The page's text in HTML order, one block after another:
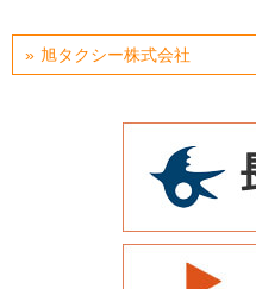
関連機関リンク
サイトポリシー
プライバシーポリシー
旭タクシー株式会社